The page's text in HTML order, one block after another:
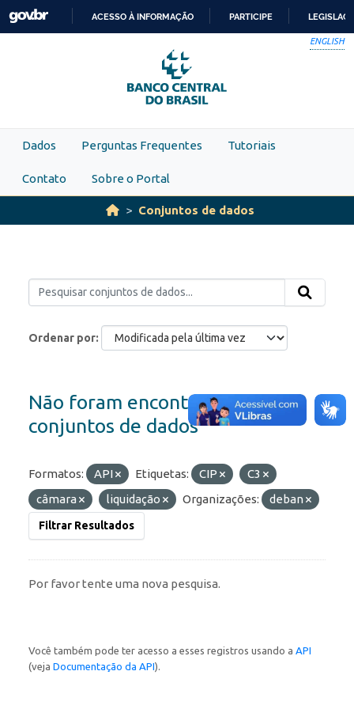
Skip to main content
PARA
O
CONTEÚDO
ACESSO À INFORMAÇÃO PARTICIPE
ENGLISH
Dados Perguntas Frequentes Tutoriais
Contato Sobre o Portal
Conjuntos de dados
Ordenar por
Não foram encontrados
conjuntos de dados
Formatos: API Etiquetas: CIP
C3
câmara
liquidação Organizações: deban
Filtrar Resultados
Por favor tente uma nova pesquisa.
Você também pode ter acesso a esses registros usando a API
(veja Documentação da API).